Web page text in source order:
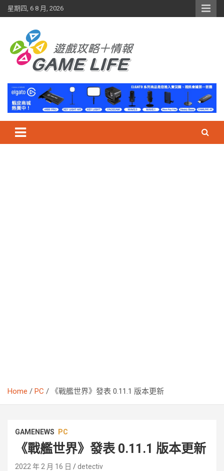
Skip
to
星期四, 6 8 月, 2026
Home PC 《戰艦世界》發表 0.11.1 版本更新
GAMENEWS PC
《戰艦世界》發表 0.11.1 版本更新
2022 年 2 月 16 日 detectiv